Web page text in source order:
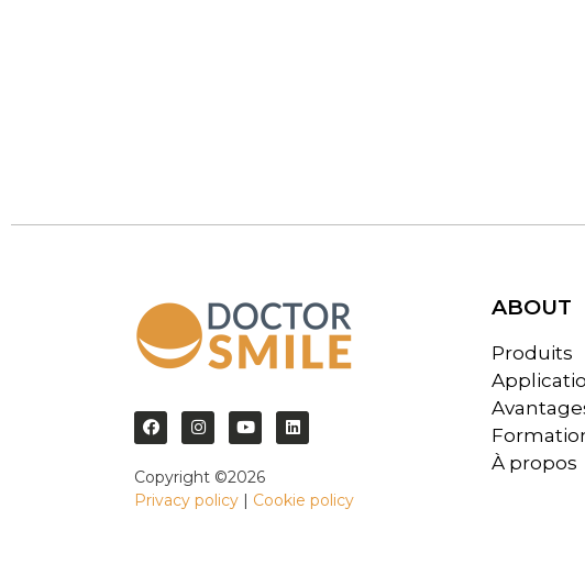
Copyright ©2026
Privacy policy | Cookie policy
ABOUT
Produits
À propos